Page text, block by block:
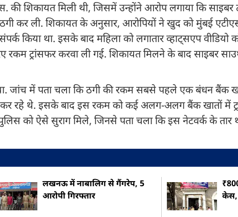
शिकायत मिली थी, जिसमें उन्होंने आरोप लगाया कि साइबर
कर ली. शिकायत के अनुसार, आरोपियों ने खुद को मुंबई
किया था. इसके बाद महिला को लगातार व्हाट्सएप वीडियो
ट्रांसफर करवा ली गई. शिकायत मिलने के बाद साइबर
जांच में पता चला कि ठगी की रकम सबसे पहले एक बंधन बैंक
कर रहे थे. इसके बाद इस रकम को कई अलग-अलग बैंक खातों में
को ऐसे सुराग मिले, जिनसे पता चला कि इस नेटवर्क के तार
लखनऊ में नाबालिग से गैंगरेप, 5
आरोपी गिरफ्तार
केस,